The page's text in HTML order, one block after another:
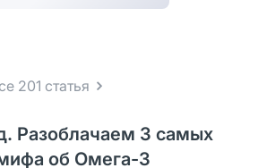
201 статья
Разоблачаем 3 самых
об Омега-3